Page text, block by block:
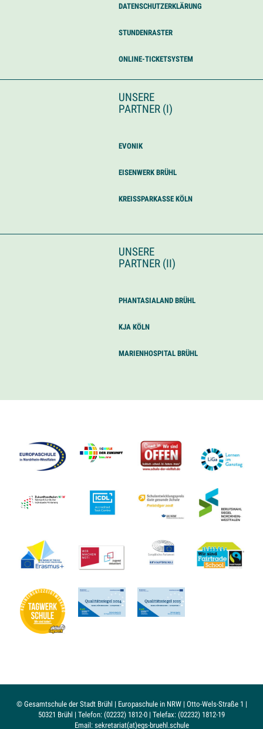
DATENSCHUTZERKLÄRUNG
STUNDENRASTER
ONLINE-TICKETSYSTEM
UNSERE
PARTNER (I)
EVONIK
EISENWERK BRÜHL
KREISSPARKASSE KÖLN
UNSERE
PARTNER (II)
PHANTASIALAND BRÜHL
KJA KÖLN
MARIENHOSPITAL BRÜHL
© Gesamtschule der Stadt Brühl | Europaschule in NRW | Otto-Wels-Straße 1 |
50321 Brühl | Telefon: (02232) 1812-0 | Telefax: (02232) 1812-19
Email: sekretariat(at)egs-bruehl.schule